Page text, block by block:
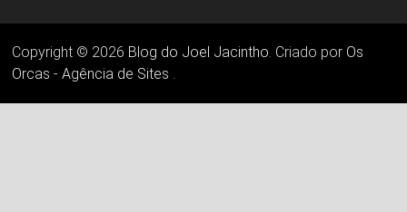
Copyright © 2026 Blog do Joel Jacintho . Criado por Os
Orcas - Agência de Sites